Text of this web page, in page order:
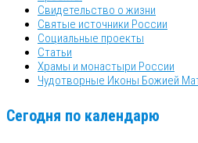
Свидетельство о жизни
Святые источники России
Социальные проекты
Статьи
Храмы и монастыри России
Чудотворные Иконы Божией
Сегодня по календарю